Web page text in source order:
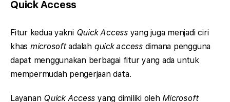
Quick Access
Fitur kedua yakni Quick Accessyang juga menjadi ciri
khas microsoftadalah quick accessdimana pengguna
dapat menggunakan berbagai fitur yang ada untuk
mempermudah pengerjaan data.
Layanan Quick Access yang dimiliki oleh Microsoft